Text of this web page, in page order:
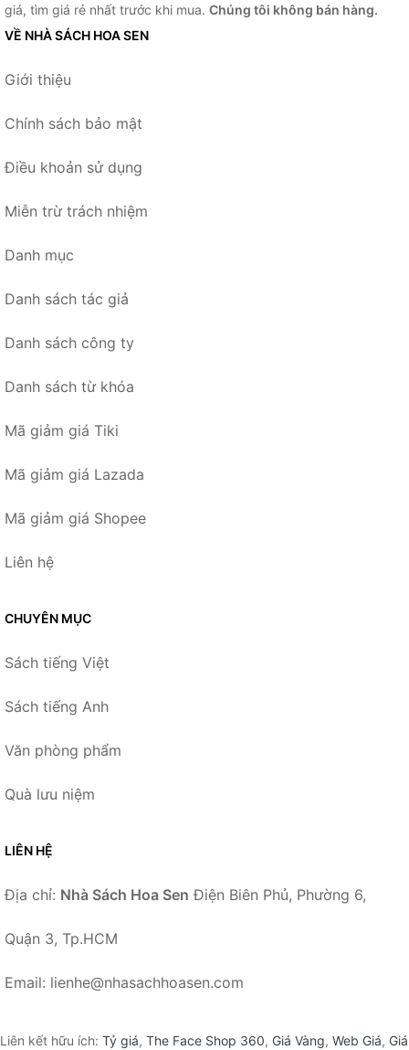
giá, tìm giá rẻ nhất trước khi mua. Chúng tôi không bán hàng.
VỀ NHÀ SÁCH HOA SEN
Giới thiệu
Chính sách bảo mật
Điều khoản sử dụng
Miễn trừ trách nhiệm
Danh mục
Danh sách tác giả
Danh sách công ty
Danh sách từ khóa
Mã giảm giá Tiki
Mã giảm giá Lazada
Mã giảm giá Shopee
Liên hệ
CHUYÊN MỤC
Sách tiếng Việt
Sách tiếng Anh
Văn phòng phẩm
Quà lưu niệm
LIÊN HỆ
Địa chỉ: Nhà Sách Hoa Sen Điện Biên Phủ, Phường 6,
Quận 3, Tp.HCM
Email: lienhe@nhasachhoasen.com
Liên kết hữu ích: Tỷ giá, The Face Shop 360, Giá Vàng, Web Giá, Giá